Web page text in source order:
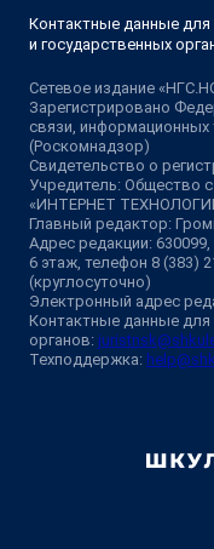
Контактные данные
и государственных
Сетевое издание
Зарегистрировано
связи, информационных
(Роскомнадзор)
Свидетельство о
Учредитель: Общество
«ИНТЕРНЕТ
Главный редактор:
Адрес редакции:
6 этаж, телефон 8 (383)
(круглосуточно)
Электронный адрес
Контактные данные
органов:
Техподдержка: